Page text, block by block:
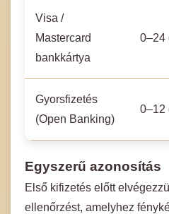
Visa /
Mastercard
bankkártya
0–24
Gyorsfizetés
(Open Banking)
0–12
Egyszerű azonosítás
Első kifizetés előtt
ellenőrzést, amelyhez